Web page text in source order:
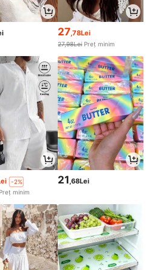
27,78Lei
27,98Lei Preț minim
-2%
Preț minim
21,68Lei